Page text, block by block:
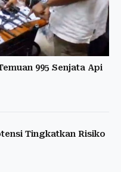
995 Senjata Api
Tingkatkan Risiko